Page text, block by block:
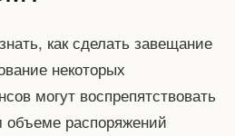
как сделать завещание
некоторых
могут воспрепятствовать
распоряжений